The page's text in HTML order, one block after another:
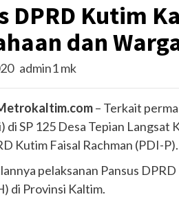
DPRD Kutim
dan
admin1 mk
– Terkait
di SP 125 Desa Tepian
Kutim Faisal Rachman (PDI-P).
pelaksanan Pansus
di Provinsi Kaltim.